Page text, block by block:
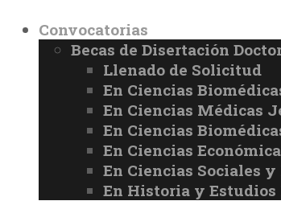
Convocatorias
Becas de Disertación
Llenado de Solicitud
En Ciencias
En Ciencias Médicas
En Ciencias
En Ciencias
En Ciencias Sociales
En Historia y Estudios